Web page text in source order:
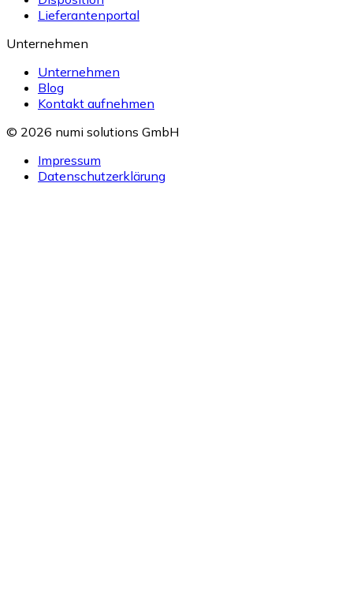
Lieferantenportal
Unternehmen
Unternehmen
Blog
Kontakt aufnehmen
© 2026 numi solutions GmbH
Impressum
Datenschutzerklärung